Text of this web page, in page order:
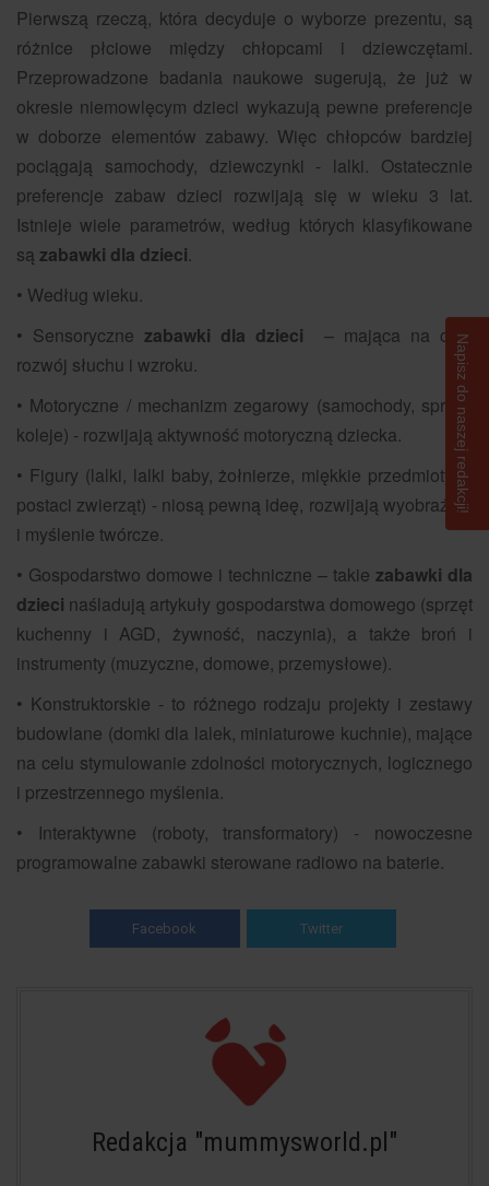
Pierwszą rzeczą, która decyduje o wyborze prezentu, są
różnice płciowe między chłopcami i dziewczętami.
Przeprowadzone badania naukowe sugerują, że już w
okresie niemowlęcym dzieci wykazują pewne preferencje
w doborze elementów zabawy. Więc chłopców bardziej
pociągają samochody, dziewczynki - lalki. Ostatecznie
preferencje zabaw dzieci rozwijają się w wieku 3 lat.
Istnieje wiele parametrów, według których klasyfikowane
są zabawki dla dzieci.
• Według wieku.
• Sensorycznezabawki dla dzieci – mająca na celu
rozwój słuchu i wzroku.
• Motoryczne / mechanizm zegarowy (samochody, sprzęt,
koleje) - rozwijają aktywność motoryczną dziecka.
• Figury (lalki, lalki baby, żołnierze, miękkie przedmioty w
postaci zwierząt) - niosą pewną ideę, rozwijają wyobraźnię
i myślenie twórcze.
• Gospodarstwo domowe i techniczne – takie zabawki dla
dzieci naśladują artykuły gospodarstwa domowego (sprzęt
kuchenny i AGD, żywność, naczynia), a także broń i
instrumenty (muzyczne, domowe, przemysłowe).
• Konstruktorskie - to różnego rodzaju projekty i zestawy
budowlane (domki dla lalek, miniaturowe kuchnie), mające
na celu stymulowanie zdolności motorycznych, logicznego
i przestrzennego myślenia.
• Interaktywne (roboty, transformatory) - nowoczesne
programowalne zabawki sterowane radiowo na baterie.
Facebook Twitter
Redakcja "mummysworld.pl"
Napisz do naszej redakcji!